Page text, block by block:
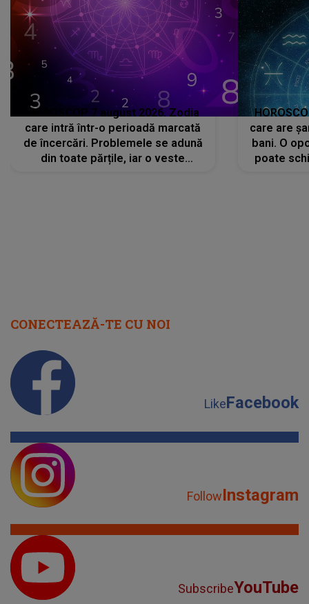
HOROSCOP 7 august 2026. Zodia
care intră într-o perioadă marcată
de încercări. Problemele se adună
din toate părțile, iar o veste
care are
bani. O
poate
CONECTEAZĂ-TE CU NOI
LikeFacebook
FollowInstagram
SubscribeYouTube